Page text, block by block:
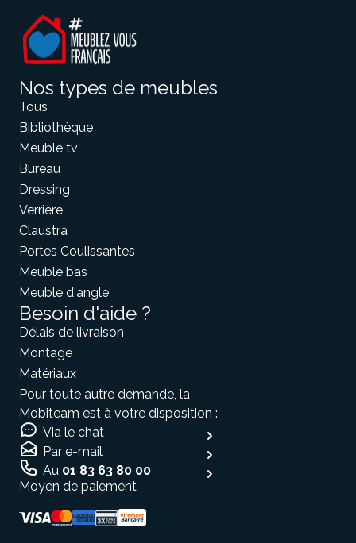
Nos types de meubles
Tous
Bibliothèque
Meuble tv
Bureau
Dressing
Verrière
Claustra
Portes Coulissantes
Meuble bas
Meuble d'angle
Besoin d'aide ?
Délais de livraison
Montage
Matériaux
Pour toute autre demande, la
Mobiteam est à votre disposition :
Via le chat
Par e-mail
Au 01 83 63 80 00
Moyen de paiement